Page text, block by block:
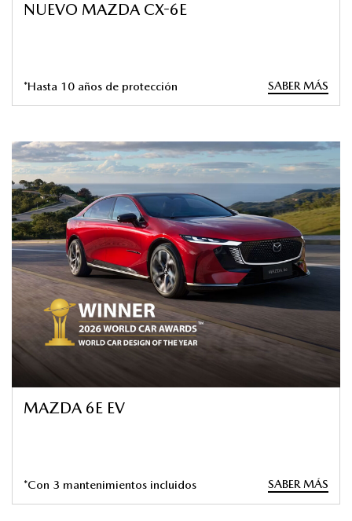
NUEVO MAZDA CX-6E
*Hasta 10 años de protección SABER MÁS
MAZDA 6E EV
*Con 3 mantenimientos incluidos SABER MÁS